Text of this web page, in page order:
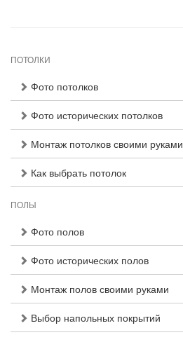
ПОТОЛКИ
Фото потолков
Фото исторических потолков
Монтаж потолков своими руками
Как выбрать потолок
ПОЛЫ
Фото полов
Фото исторических полов
Монтаж полов своими руками
Выбор напольных покрытий